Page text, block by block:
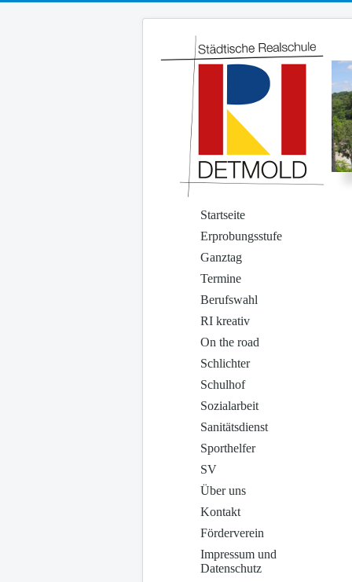
Startseite
Erprobungsstufe
Ganztag
Termine
Berufswahl
RI kreativ
On the road
Schlichter
Schulhof
Sozialarbeit
Sanitätsdienst
Sporthelfer
SV
Über uns
Kontakt
Förderverein
Impressum und
Datenschutz